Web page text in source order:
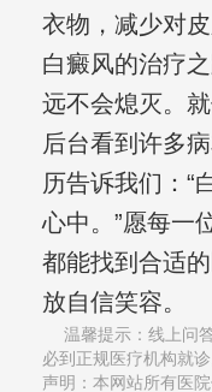
衣物，减少对
白癜风的治疗
远不会熄灭。
后台看到许多
历告诉我们：“
心中。”愿每一
都能找到合适
放自信笑容。
温馨提示：线上问
必到正规医疗机构就诊,
声明：本网站所有医